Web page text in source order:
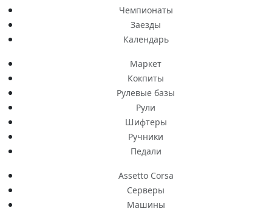
Чемпионаты
Заезды
Календарь
Маркет
Кокпиты
Рулевые базы
Рули
Шифтеры
Ручники
Педали
Assetto Corsa
Серверы
Машины